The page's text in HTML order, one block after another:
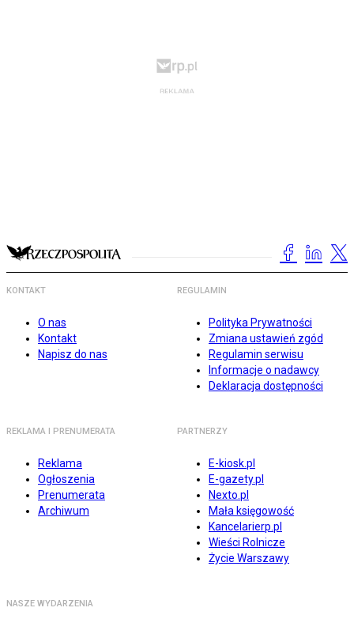
KONTAKT
O nas
Kontakt
Napisz do nas
REGULAMIN
Polityka Prywatności
Zmiana ustawień zgód
Regulamin serwisu
Informacje o nadawcy
Deklaracja dostępności
REKLAMA I PRENUMERATA
Reklama
Ogłoszenia
Prenumerata
Archiwum
PARTNERZY
E-kiosk.pl
E-gazety.pl
Nexto.pl
Mała księgowość
Kancelarierp.pl
Wieści Rolnicze
Życie Warszawy
NASZE WYDARZENIA